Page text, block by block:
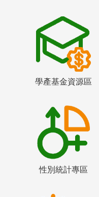
學產基金資源區
性別統計專區